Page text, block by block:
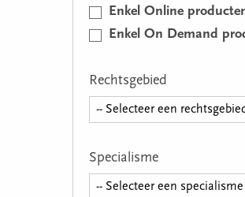
Enkel Online
Enkel On Demand
Rechtsgebied
-- Selecteer een
Specialisme
-- Selecteer een specialisme